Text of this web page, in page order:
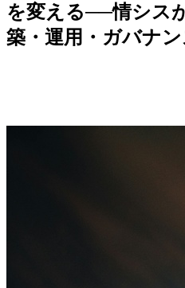
を変える──情シス
築・運用・ガバナン